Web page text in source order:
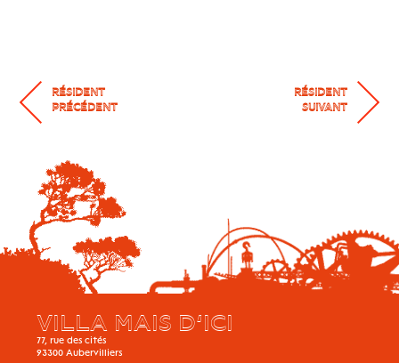
RÉSIDENT
PRÉCÉDENT
RÉSIDENT
SUIVANT
VILLA MAIS D’ICI
77, rue des cités
93300 Aubervilliers